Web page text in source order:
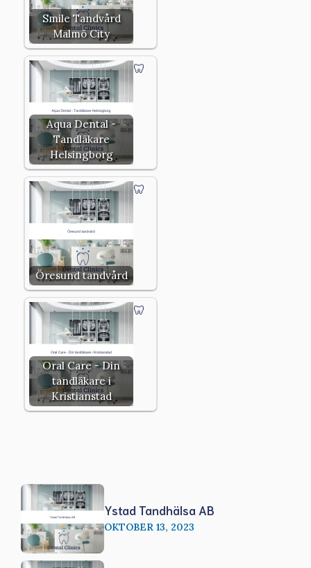
Smile Tandvård
Malmö City
Aqua Dental -
Tandläkare
Helsingborg
Öresund tandvård
Oral Care - Din
tandläkare i
Kristianstad
Ystad Tandhälsa AB
OKTOBER 13, 2023